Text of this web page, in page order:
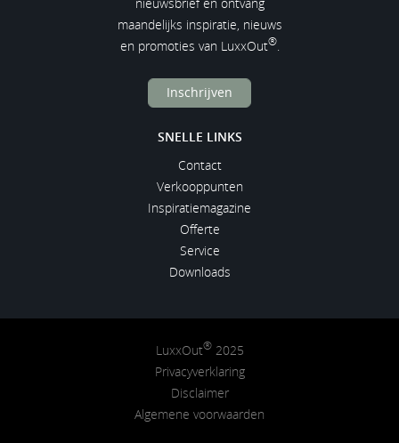
maandelijks inspiratie, nieuws
en promoties van LuxxOut®.
Inschrijven
SNELLE LINKS
Contact
Verkooppunten
Inspiratiemagazine
Offerte
Service
Downloads
LuxxOut® 2025
Privacyverklaring
Disclaimer
Algemene voorwaarden